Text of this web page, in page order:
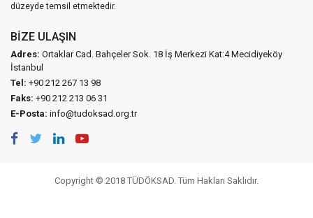
düzeyde temsil etmektedir.
BIZE ULAŞIN
Adres: Ortaklar Cad. Bahçeler Sok. 18 İş Merkezi Kat:4 Mecidiyeköy
İstanbul
Tel: +90 212 267 13 98
Faks: +90 212 213 06 31
E-Posta: info@tudoksad.org.tr
Copyright © 2018 TÜDÖKSAD. Tüm Hakları Saklıdır.